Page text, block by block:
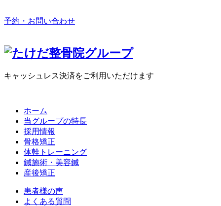
予約・お問い合わせ
キャッシュレス決済をご利用いただけます
ホーム
当グループの特長
採用情報
骨格矯正
体幹トレーニング
鍼施術・美容鍼
産後矯正
患者様の声
よくある質問